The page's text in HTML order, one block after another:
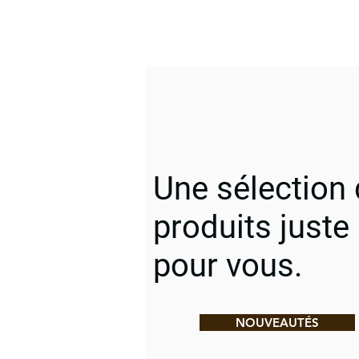
Une sélection
produits juste
pour vous.
NOUVEAUTÉS